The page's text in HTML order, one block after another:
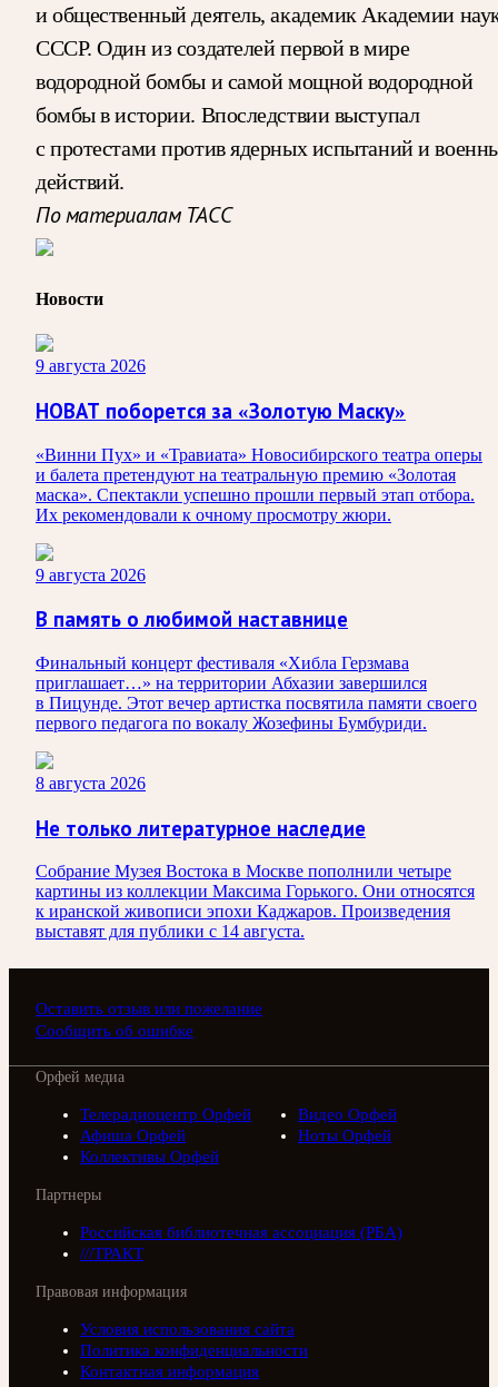
и общественный деятель, академик Академии
СССР. Один из создателей первой в мире
водородной бомбы и самой мощной водородной
бомбы в истории. Впоследствии выступал
с протестами против ядерных испытаний и
действий.
По материалам ТАСС
Новости
9 августа 2026
НОВАТ поборется за «Золотую Маску»
«Винни Пух» и «Травиата» Новосибирского театра оперы
и балета претендуют на театральную премию «Золотая
маска». Спектакли успешно прошли первый этап отбора.
Их рекомендовали к очному просмотру жюри.
9 августа 2026
В память о любимой наставнице
Финальный концерт фестиваля «Хибла Герзмава
приглашает…» на территории Абхазии завершился
в Пицунде. Этот вечер артистка посвятила памяти своего
первого педагога по вокалу Жозефины Бумбуриди.
8 августа 2026
Не только литературное наследие
Собрание Музея Востока в Москве пополнили четыре
картины из коллекции Максима Горького. Они относятся
к иранской живописи эпохи Каджаров. Произведения
выставят для публики с 14 августа.
Оставить отзыв или пожелание
Сообщить об ошибке
Орфей медиа
Телерадиоцентр Орфей
Видео Орфей
Афиша Орфей
Ноты Орфей
Коллективы Орфей
Партнеры
Российская библиотечная ассоциация (РБА)
///ТРАКТ
Правовая информация
Условия использования сайта
Политика конфиденциальности
Контактная информация